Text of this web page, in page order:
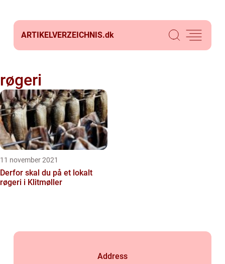
ARTIKELVERZEICHNIS.dk
røgeri
11 november 2021
Derfor skal du på et lokalt
røgeri i Klitmøller
Address